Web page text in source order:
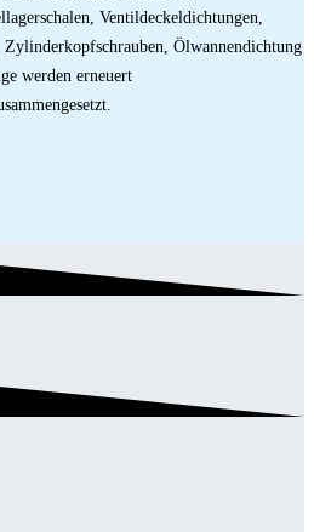
Ventildeckeldichtungen,
Ölwannendichtung
werden erneuert